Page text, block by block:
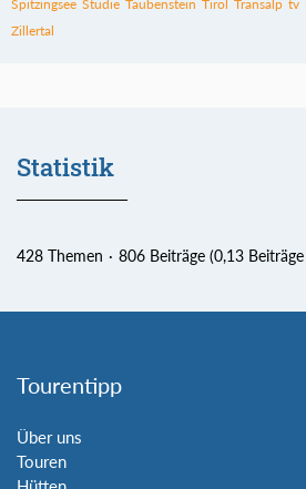
Spitzingsee Studie Taubenstein Tirol Transalp tv
Zillertal
Statistik
428 Themen 806 Beiträge (0,13 Beiträge
Tourentipp
Über uns
Touren